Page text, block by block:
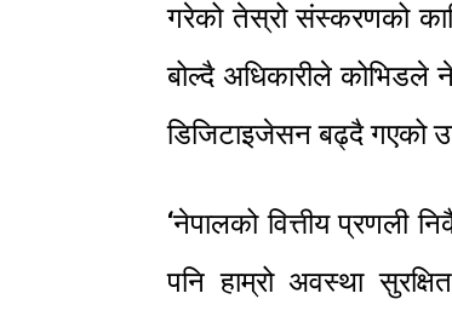
गरेको तेस्रो संस्करणको
बोल्दै अधिकारीले कोभिडले
डिजिटाइजेसन बढ्दै गएको
‘नेपालको वित्तीय प्रणली
पनि हाम्रो अवस्था